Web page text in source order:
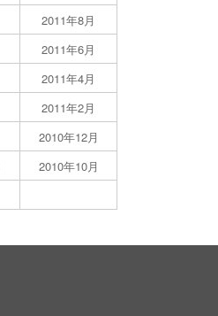
2011年8月
2011年6月
2011年4月
2011年2月
2010年12月
2010年10月